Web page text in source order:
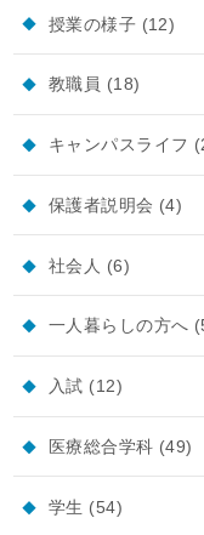
授業の様子 (12)
教職員 (18)
キャンパスライフ
保護者説明会 (4)
社会人 (6)
一人暮らしの方へ
入試 (12)
医療総合学科 (49)
学生 (54)